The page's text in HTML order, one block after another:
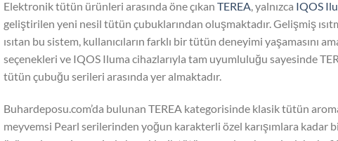
Elektronik tütün ürünleri arasında öne çıkan TEREA, yalnızca IQOS
geliştirilen yeni nesil tütün çubuklarından oluşmaktadır. Gelişmiş
ısıtan bu sistem, kullanıcıların farklı bir tütün deneyimi yaşamasını
seçenekleri ve IQOS Iluma cihazlarıyla tam uyumluluğu sayesinde
tütün çubuğu serileri arasında yer almaktadır.
Buhardeposu.com’da bulunan TEREA kategorisinde klasik tütün
meyvemsi Pearl serilerinden yoğun karakterli özel karışımlara kadar